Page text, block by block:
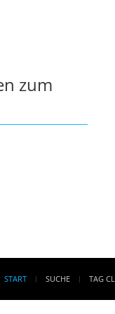
zum
START SUCHE TAG